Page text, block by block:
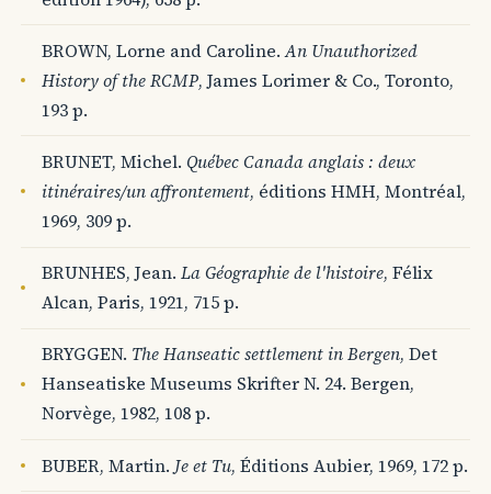
BROWN, Lorne and Caroline.An Unauthorized
History of the RCMP, James Lorimer & Co., Toronto,
193 p.
BRUNET, Michel. Québec Canada anglais : deux
itinéraires/un affrontement, éditions HMH, Montréal,
1969, 309 p.
BRUNHES, Jean.La Géographie de l'histoire, Félix
Alcan, Paris, 1921, 715 p.
BRYGGEN. The Hanseatic settlement in Bergen, Det
Hanseatiske Museums Skrifter N. 24. Bergen,
Norvège, 1982, 108 p.
BUBER, Martin. Je et Tu, Éditions Aubier, 1969, 172 p.